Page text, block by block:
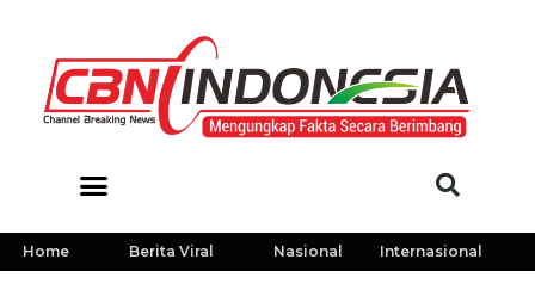
Home Berita Viral Nasional Internasional